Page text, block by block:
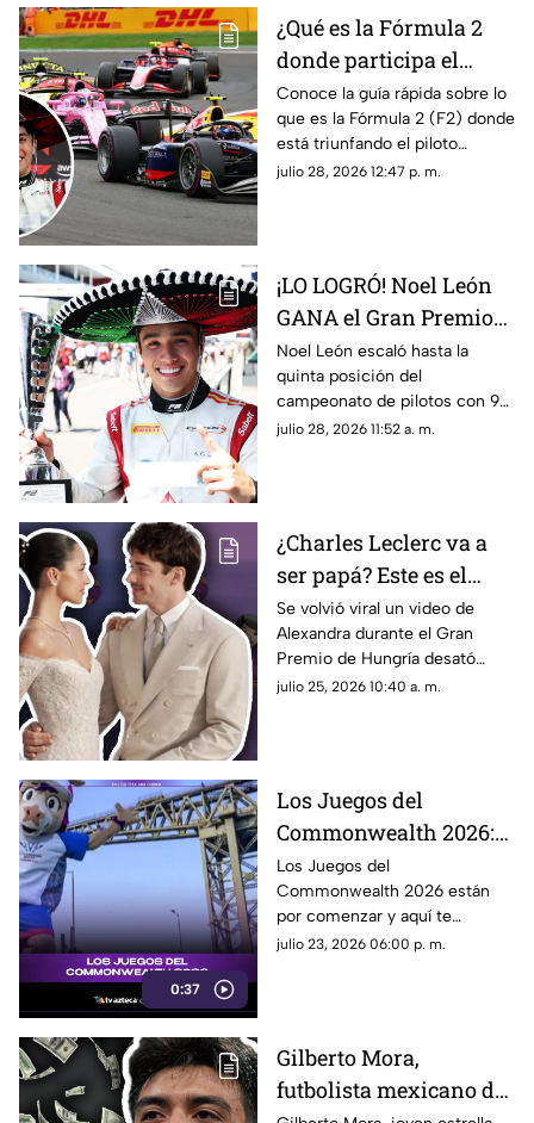
¿Qué es la Fórmula 2
donde participa el
mexicano Noel León?
Lo que debes saber
Conoce la guía rápida sobre lo
que es la Fórmula 2 (F2) donde
está triunfando el piloto
mexicano de 21 años, Noel
julio 28, 2026 12:47 p. m.
¡LO LOGRÓ! Noel León
GANA el Gran Premio
de Hungría en la F2
Noel León escaló hasta la
quinta posición del
campeonato de pilotos con 94
unidades, impulsando también
julio 28, 2026 11:52 a. m.
¿Charles Leclerc va a
ser papá? Este es el
VIDEO que desató
rumores sobre el
embarazo de
Alexandra; así fue
Hungría
Se volvió viral un video de
Alexandra durante el Gran
Premio de Hungría desató
rumores sobre un embarazo.
julio 25, 2026 10:40 a. m.
0:37
Los Juegos del
Commonwealth 2026:
qué son, fechas y de qué
se trata
Los Juegos del
Commonwealth 2026 están
por comenzar y aquí te
contamos qué son, cuándo se
julio 23, 2026 06:00 p. m.
Gilberto Mora,
futbolista mexicano de